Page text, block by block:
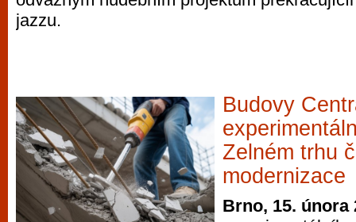
jazzu.
Budovy
Zelném trhu
modernizace
Brno, 15. února